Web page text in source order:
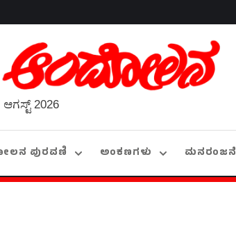
ಆಗಸ್ಟ್ 2026
ಪುರವಣಿ ಅಂಕಣಗಳು ಮನರಂಜನೆ